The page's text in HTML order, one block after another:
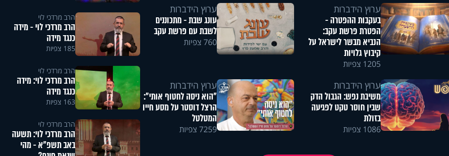
ערוץ הידברות
בעקבות ההפטרה -
הפטרת פרשת עקב:
הנביא מבשר לישראל על
קיבוץ גלויות
1205 צפיות
ערוץ הידברות
עונג שבת - מתכוננים
לשבת עם פרשת עקב
760 צפיות
ערוץ הידברות
משיבת נפש: הגבול הדק
שבין חוסר טקט לפגיעה
בזולת
1086 צפיות
ערוץ הידברות
"הוא ניסה לחטוף אותי":
הרצל דוסטר על מסע חייו
המטלטל
7259 צפיות
הרב מרדכי לוי
הרב מרדכי לוי - מידה
כנגד מידה
185 צפיות
הרב מרדכי לוי
הרב מרדכי לוי: מידה
כנגד מידה
163 צפיות
הרב מרדכי לוי
הרב מרדכי לוי: תשעה
באב תשפ"א - מהי